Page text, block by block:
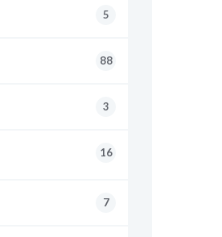
5
88
3
16
7